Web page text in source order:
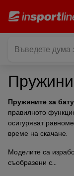
Пружини
Пружините за
правилното
осигуряват
време на скачане.
Моделите са
съобразени с...